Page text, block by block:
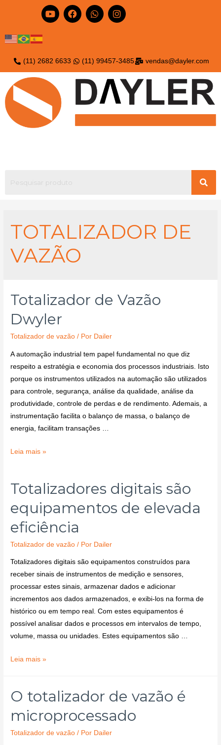
(11) 2682 6633 (11) 99457-3485 vendas@dayler.com
TOTALIZADOR DE
VAZÃO
Totalizador de Vazão
Dwyler
Totalizador de vazão / Por Dailer
A automação industrial tem papel fundamental no que diz
respeito a estratégia e economia dos processos industriais. Isto
porque os instrumentos utilizados na automação são utilizados
para controle, segurança, análise da qualidade, análise da
produtividade, controle de perdas e de rendimento. Ademais, a
instrumentação facilita o balanço de massa, o balanço de
energia, facilitam transações …
Leia mais »
Totalizadores digitais são
equipamentos de elevada
eficiência
Totalizador de vazão / Por Dailer
Totalizadores digitais são equipamentos construídos para
receber sinais de instrumentos de medição e sensores,
processar estes sinais, armazenar dados e adicionar
incrementos aos dados armazenados, e exibi-los na forma de
histórico ou em tempo real. Com estes equipamentos é
possível analisar dados e processos em intervalos de tempo,
volume, massa ou unidades. Estes equipamentos são …
Leia mais »
O totalizador de vazão é
microprocessado
Totalizador de vazão / Por Dailer